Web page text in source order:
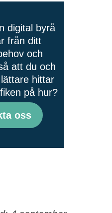
digital byrå
från ditt
och
att du och
hittar
på hur?
oss